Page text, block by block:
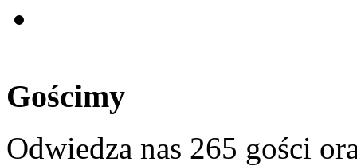
Gościmy
Odwiedza nas 265 gości